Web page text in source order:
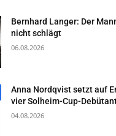
Bernhard Langer: Der
nicht schlägt
06.08.2026
Anna Nordqvist setzt auf
vier Solheim-Cup-
04.08.2026